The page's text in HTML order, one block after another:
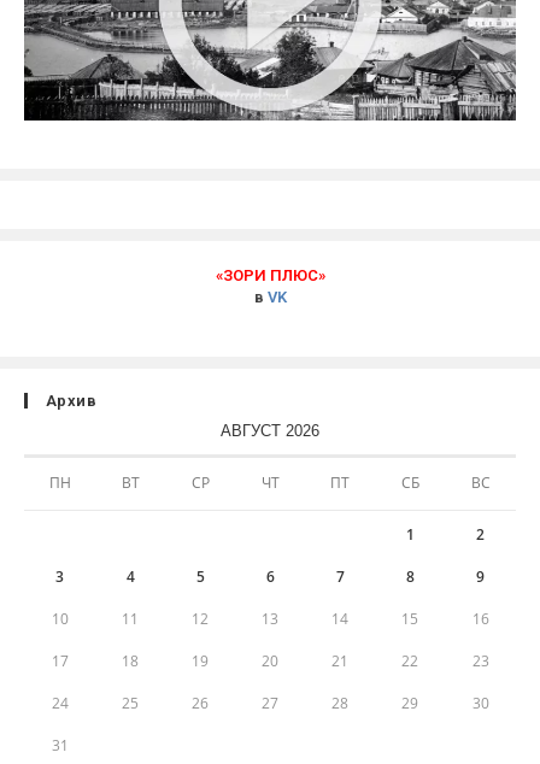
«ЗОРИ ПЛЮС»
в VK
Архив
АВГУСТ 2026
ПН ВТ СР ЧТ ПТ СБ ВС
1 2
3 4 5 6 7 8 9
10 11 12 13 14 15 16
17 18 19 20 21 22 23
24 25 26 27 28 29 30
31